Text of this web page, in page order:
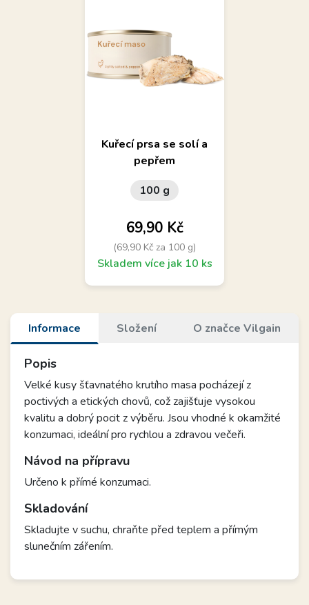
Kuřecí prsa se solí a
pepřem
100 g
Cena
69,90 Kč
(69,90 Kč za 100 g)
Skladem více jak 10 ks
Informace Složení O značce Vilgain
Popis
Velké kusy šťavnatého krutího masa pocházejí z
poctivých a etických chovů, což zajišťuje vysokou
kvalitu a dobrý pocit z výběru. Jsou vhodné k okamžité
konzumaci, ideální pro rychlou a zdravou večeři.
Návod na přípravu
Určeno k přímé konzumaci.
Skladování
Skladujte v suchu, chraňte před teplem a přímým
slunečním zářením.